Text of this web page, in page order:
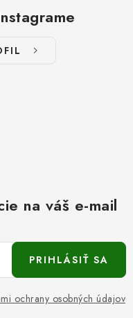
na váš e-mail
ochrany osobných údajov
PRIHLÁSIŤ SA